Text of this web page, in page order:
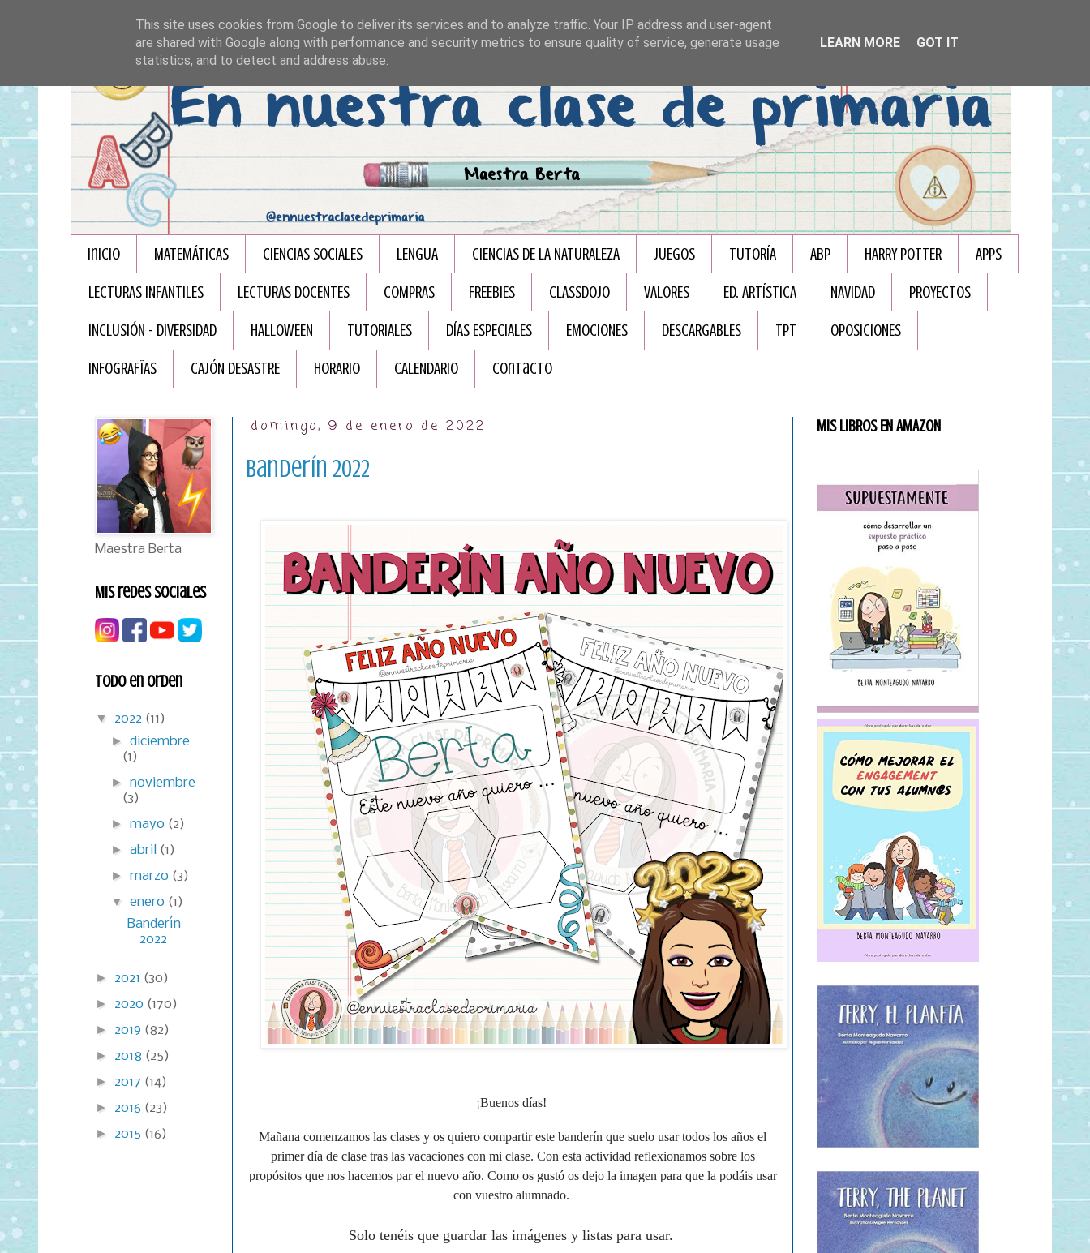
Inicio MATEMÁTICAS CIENCIAS SOCIALES LENGUA CIENCIAS DE LA NATURALEZA JUEGOS TUTORÍA ABP HARRY POTTER APPS
LECTURAS INFANTILES LECTURAS DOCENTES COMPRAS FREEBIES CLASSDOJO VALORES ED. ARTÍSTICA NAVIDAD PROYECTOS
INCLUSIÓN - DIVERSIDAD HALLOWEEN TUTORIALES DÍAS ESPECIALES EMOCIONES DESCARGABLES TPT OPOSICIONES
INFOGRAFÏAS CAJÓN DESASTRE HORARIO CALENDARIO Contacto
domingo, 9 de enero de 2022
Banderín 2022
¡Buenos días!
Mañana comenzamos las clases y os quiero compartir este banderín que suelo usar todos los años el
primer día de clase tras las vacaciones con mi clase. Con esta actividad reflexionamos sobre los
propósitos que nos hacemos par el nuevo año. Como os gustó os dejo la imagen para que la podáis usar
con vuestro alumnado.
Solo tenéis que guardar las imágenes y listas para usar.
Maestra Berta
Mis redes sociales
Todo en orden
▼ 2022 (11)
►diciembre
(1)
►noviembre
(3)
►mayo (2)
►abril (1)
►marzo (3)
▼enero (1)
Banderín
2022
► 2021 (30)
► 2020 (170)
► 2019 (82)
► 2018 (25)
► 2017 (14)
► 2016 (23)
► 2015 (16)
MIS LIBROS EN AMAZON
This site uses cookies from Google to deliver its services and to analyze traffic. Your IP address and user-agent
are shared with Google along with performance and security metrics to ensure quality of service, generate usage
statistics, and to detect and address abuse.
LEARN MORE GOT IT